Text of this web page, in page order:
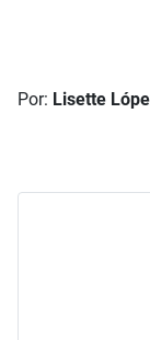
Por: Lisette